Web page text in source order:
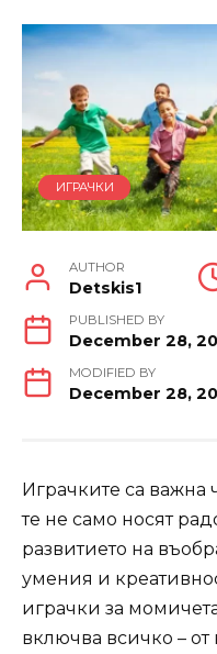
ИГРАЧКИ
AUTHOR
Detskis1
PUBLISHED BY
December 28,
MODIFIED BY
December 28,
Играчките са важна
те не само носят
развитието на
умения и
играчки за
включва всичко –